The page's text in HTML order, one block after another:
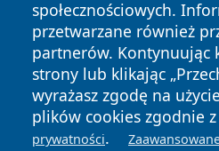
społecznościowych.
przetwarzane również
partnerów. Kontynuując
strony lub klikając
wyrażasz zgodę na
plików cookies zgodnie z
prywatności.
Copyright © 2026 mojgorzow.pl
News Autorzy
Polityka
Prywatności